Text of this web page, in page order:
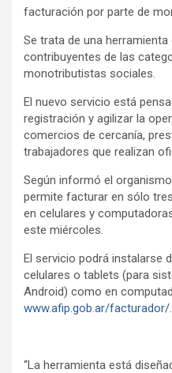
facturación por parte de
Se trata de una
contribuyentes de las
monotributistas sociales.
El nuevo servicio está
registración y agilizar la
comercios de cercanía,
trabajadores que realizan
Según informó el
permite facturar en sólo
en celulares y
este miércoles.
El servicio podrá instalarse
celulares o tablets (para
Android) como en
www.afip.gob.ar/facturador/.
“La herramienta está